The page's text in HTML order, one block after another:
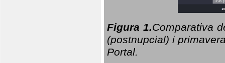
Figura 1.Comparativa
(postnupcial) i
Portal.